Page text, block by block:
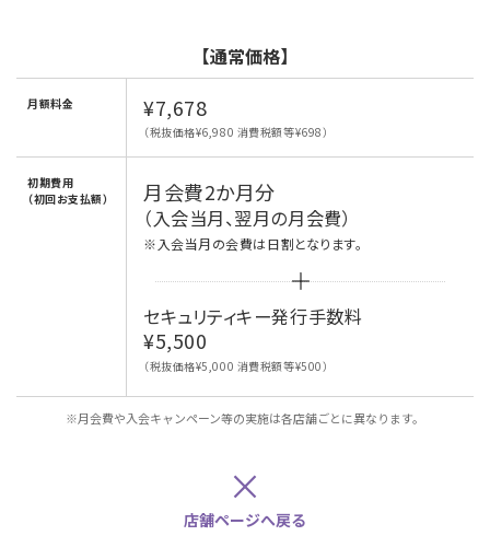
【通常価格】
月額料金 ¥7,678
（税抜価格¥6,980 消費税額等¥698）
初期費用
（初回お支払額）
月会費2か月分
（入会当月、翌月の月会費）
※入会当月の会費は日割となります。
セキュリティキー発行手数料
¥5,500
（税抜価格¥5,000 消費税額等¥500）
※月会費や入会キャンペーン等の実施は各店舗ごとに異なります。
×
店舗ページへ戻る